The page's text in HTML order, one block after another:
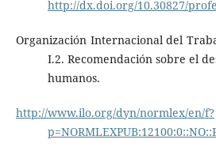
http://dx.doi.org/10.30827/
Organización Internacional del
I.2. Recomendación sobre el
humanos.
http://www.ilo.org/dyn/normlex/en/f?